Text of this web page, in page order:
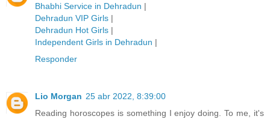
Bhabhi Service in Dehradun |
Dehradun VIP Girls |
Dehradun Hot Girls |
Independent Girls in Dehradun |
Responder
Lio Morgan 25 abr 2022, 8:39:00
Reading horoscopes is something I enjoy doing. To me, it's